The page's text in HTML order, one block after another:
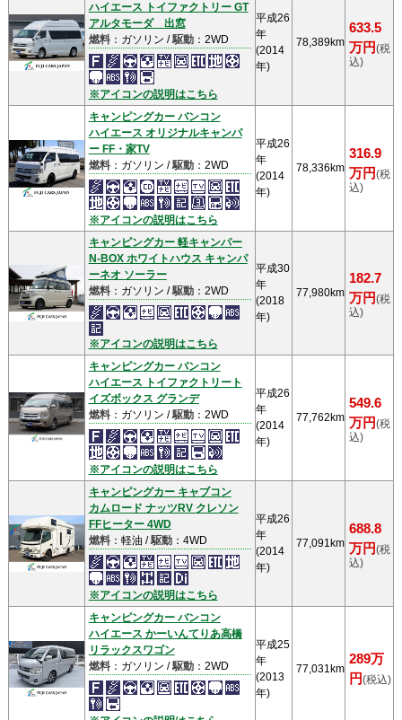
ハイエース トイファクトリー GT
アルタモーダ 出窓
燃料：ガソリン /駆動：2WD
※アイコンの説明はこちら
平成26
年
(2014
年)
78,389km
633.5
万円(税
込)
キャンピングカー バンコン
ハイエース オリジナルキャンパ
ー FF・家TV
燃料：ガソリン /駆動：2WD
※アイコンの説明はこちら
平成26
年
(2014
年)
78,336km
316.9
万円(税
込)
キャンピングカー 軽キャンパー
N-BOX ホワイトハウス キャンパ
ーネオ ソーラー
燃料：ガソリン /駆動：2WD
※アイコンの説明はこちら
平成30
年
(2018
年)
77,980km
182.7
万円(税
込)
キャンピングカー バンコン
ハイエース トイファクトリート
イズボックス グランデ
燃料：ガソリン /駆動：2WD
※アイコンの説明はこちら
平成26
年
(2014
年)
77,762km
549.6
万円(税
込)
キャンピングカー キャブコン
カムロード ナッツRV クレソン
FFヒーター 4WD
燃料：軽油 /駆動：4WD
※アイコンの説明はこちら
平成26
年
(2014
年)
77,091km
688.8
万円(税
込)
キャンピングカー バンコン
ハイエース かーいんてりあ高橋
リラックスワゴン
燃料：ガソリン /駆動：2WD
平成25
年
(2013
年)
77,031km
289万
円(税込)